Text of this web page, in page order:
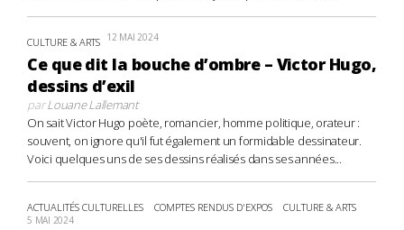
CULTURE & ARTS 12 MAI 2024
Ce que dit la bouche d’ombre – Victor Hugo,
dessins d’exil
parLouane Lallemant
On sait Victor Hugo poète, romancier, homme politique, orateur :
souvent, on ignore qu'il fut également un formidable dessinateur.
Voici quelques uns de ses dessins réalisés dans ses années...
ACTUALITÉS CULTURELLES COMPTES RENDUS D'EXPOS CULTURE & ARTS
5 MAI 2024